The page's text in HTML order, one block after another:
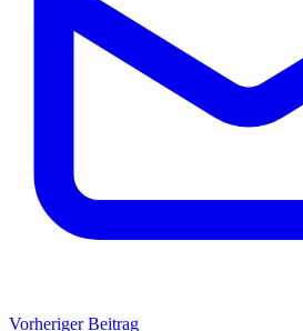
Vorheriger Beitrag